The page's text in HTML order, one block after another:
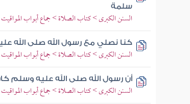
سلمة
السنن الكبرى > كتاب الصلاة > جماع أبواب
كنا نصلي مع رسول الله صلى الله
السنن الكبرى > كتاب الصلاة > جماع أبواب
أن رسول الله صلى الله عليه وسلم
السنن الكبرى > كتاب الصلاة > جماع أبواب